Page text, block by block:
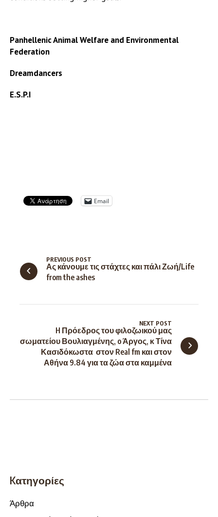
Panhellenic Animal Welfare and Environmental
Federation
Dreamdancers
E.S.P.I
Email
Ας κάνουμε τις στάχτες και πάλι Ζωή/Life
from the ashes
PREVIOUS POST
H Πρόεδρος του φιλοζωικού μας
σωματείου Βουλιαγμένης, o Άργος, κ Τίνα
Κασιδόκωστα στον Real fm και στον
Αθήνα 9.84 για τα ζώα στα καμμένα
NEXT POST
Kατηγορίες
Άρθρα